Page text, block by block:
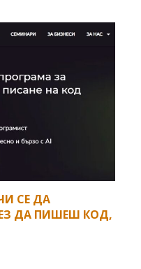
PUBLICATIONS
СЕ ДА
ДА ПИШЕШ КОД,